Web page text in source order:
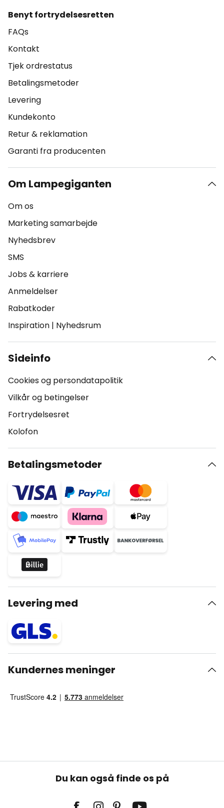
Benyt fortrydelsesretten
FAQs
Kontakt
Tjek ordrestatus
Betalingsmetoder
Levering
Kundekonto
Retur & reklamation
Garanti fra producenten
Om Lampegiganten
Om os
Marketing samarbejde
Nyhedsbrev
SMS
Jobs & karriere
Anmeldelser
Rabatkoder
Inspiration | Nyhedsrum
Sideinfo
Cookies og persondatapolitik
Vilkår og betingelser
Fortrydelsesret
Kolofon
Betalingsmetoder
Levering med
Kundernes meninger
Du kan også finde os på